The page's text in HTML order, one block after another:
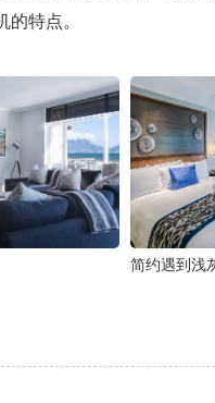
特点。
简约遇到浅